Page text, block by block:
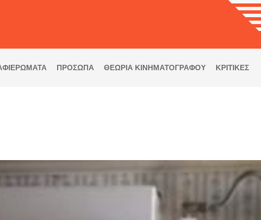
ΠΡΟΣΩΠΑ ΘΕΩΡΙΑ ΚΙΝΗΜΑΤΟΓΡΑΦΟΥ ΚΡΙΤΙΚΕΣ